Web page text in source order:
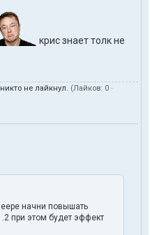
крис знает толк не
не лайкнул. (Лайков: 0 ·
начни повышать
при этом будет эффект